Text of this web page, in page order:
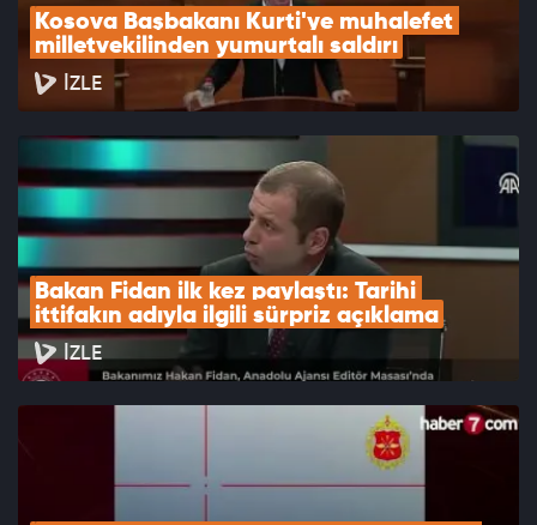
Kosova Başbakanı Kurti'ye muhalefet
milletvekilinden yumurtalı saldırı
İZLE
Bakan Fidan ilk kez paylaştı: Tarihi
ittifakın adıyla ilgili sürpriz açıklama
İZLE